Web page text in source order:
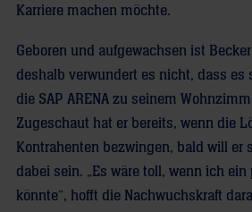
Karriere machen möchte.
Geboren und aufgewachsen ist
deshalb verwundert es nicht, dass es
die SAP ARENA zu seinem
Zugeschaut hat er bereits, wenn die
Kontrahenten bezwingen, bald will er
dabei sein. „Es wäre toll, wenn ich
könnte“, hofft die Nachwuchskraft